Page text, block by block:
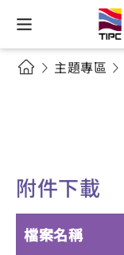
主題專區
附件下載
檔案名稱